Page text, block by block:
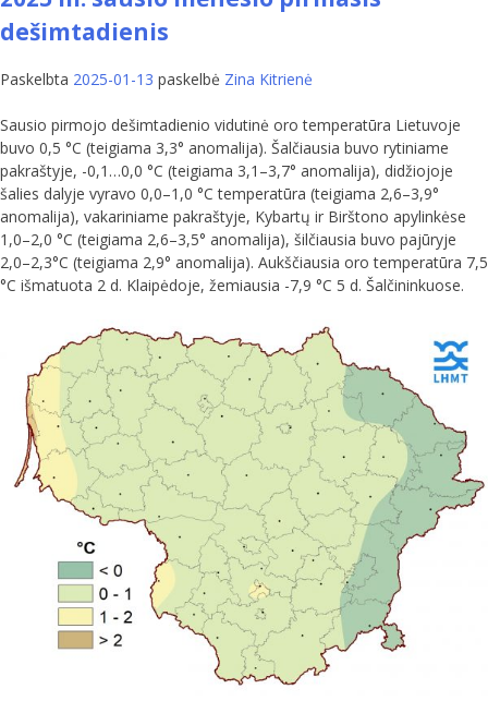
dešimtadienis
Paskelbta 2025-01-13 paskelbė Zina Kitrienė
Sausio pirmojo dešimtadienio vidutinė oro temperatūra Lietuvoje
buvo 0,5 °C (teigiama 3,3° anomalija). Šalčiausia buvo rytiniame
pakraštyje, -0,1…0,0 °C (teigiama 3,1–3,7° anomalija), didžiojoje
šalies dalyje vyravo 0,0–1,0 °C temperatūra (teigiama 2,6–3,9°
anomalija), vakariniame pakraštyje, Kybartų ir Birštono apylinkėse
1,0–2,0 °C (teigiama 2,6–3,5° anomalija), šilčiausia buvo pajūryje
2,0–2,3°C (teigiama 2,9° anomalija). Aukščiausia oro temperatūra 7,5
°C išmatuota 2 d. Klaipėdoje, žemiausia -7,9 °C 5 d. Šalčininkuose.